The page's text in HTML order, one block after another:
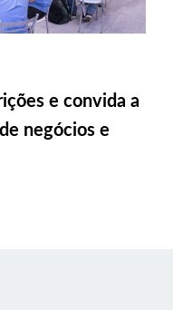
e convida a
negócios e